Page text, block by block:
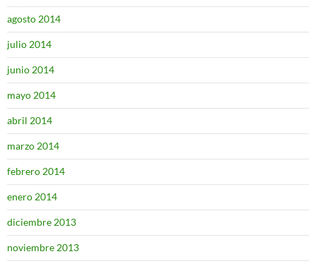
agosto 2014
julio 2014
junio 2014
mayo 2014
abril 2014
marzo 2014
febrero 2014
enero 2014
diciembre 2013
noviembre 2013